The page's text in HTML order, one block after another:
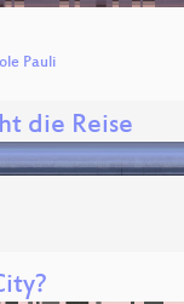
Pauli
die Reise